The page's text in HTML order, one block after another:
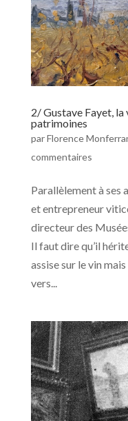
2/ Gustave Fayet, la
patrimoines
parFlorence
commentaires
Parallèlement à
et entrepreneur
directeur des
Il faut dire qu’il
assise sur le vin
vers...